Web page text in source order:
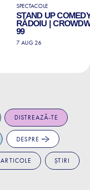
SPECTACOLE
STAND UP
RĂDOIU |
99
7 AUG 26
DISTREAZĂ-TE
DESPRE
ARTICOLE ȘTIRI